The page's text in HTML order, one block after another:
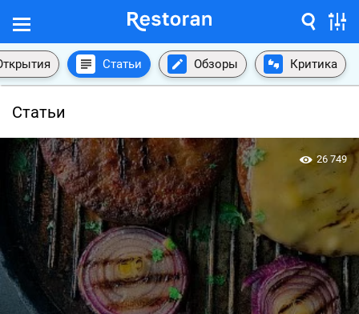
Статьи Обзоры Критика
Статьи
26 749